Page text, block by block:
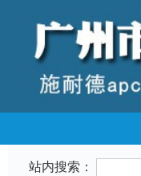
站内搜索：